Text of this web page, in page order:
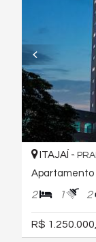
ITAJAÍ -
Apartamento
2 1 2
R$ 1.250.000,